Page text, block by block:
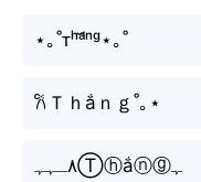
⋆｡˚ᴛʰᵃ̆́ⁿᵍ⋆｡˚
𐙚Ｔｈắｎｇ˚｡⋆
٨ـﮩﮩⓉⓗắⓝⓖﮩ